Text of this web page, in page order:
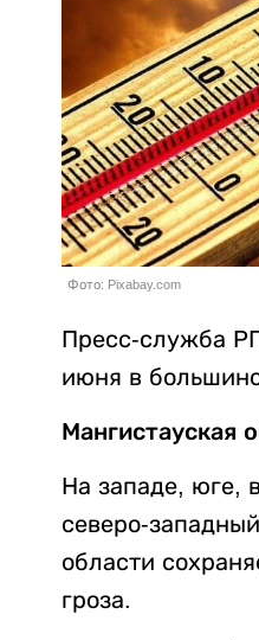
Фото: Pixabay.com
Пресс-служба
июня в
Мангистауская
На западе, юге,
северо-
области
гроза.